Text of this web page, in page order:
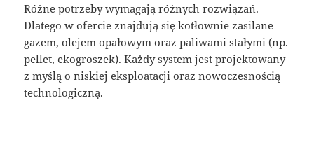
Różne potrzeby wymagają różnych rozwiązań.
Dlatego w ofercie znajdują się kotłownie zasilane
gazem, olejem opałowym oraz paliwami stałymi (np.
pellet, ekogroszek). Każdy system jest projektowany
z myślą o niskiej eksploatacji oraz nowoczesnością
technologiczną.